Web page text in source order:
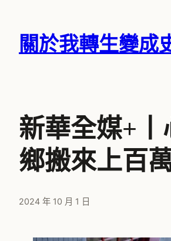
關於我轉生變成
新華全媒+
鄉搬來上百
2024 年 10 月 1 日